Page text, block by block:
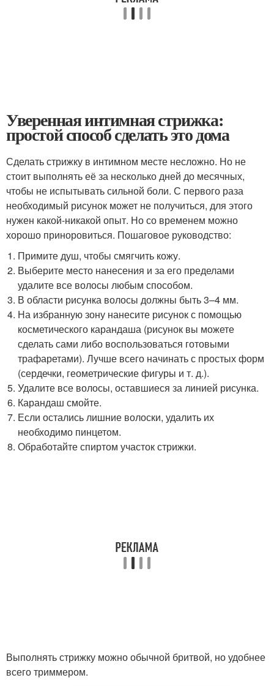
Уверенная интимная стрижка:
простой способ сделать это дома
Сделать стрижку в интимном месте несложно. Но не
стоит выполнять её за несколько дней до месячных,
чтобы не испытывать сильной боли. С первого раза
необходимый рисунок может не получиться, для этого
нужен какой-никакой опыт. Но со временем можно
хорошо приноровиться. Пошаговое руководство:
Примите душ, чтобы смягчить кожу.
Выберите место нанесения и за его пределами
удалите все волосы любым способом.
В области рисунка волосы должны быть 3–4 мм.
На избранную зону нанесите рисунок с помощью
косметического карандаша (рисунок вы можете
сделать сами либо воспользоваться готовыми
трафаретами). Лучше всего начинать с простых форм
(сердечки, геометрические фигуры и т. д.).
Удалите все волосы, оставшиеся за линией рисунка.
Карандаш смойте.
Если остались лишние волоски, удалить их
необходимо пинцетом.
Обработайте спиртом участок стрижки.
Выполнять стрижку можно обычной бритвой, но удобнее
всего триммером.